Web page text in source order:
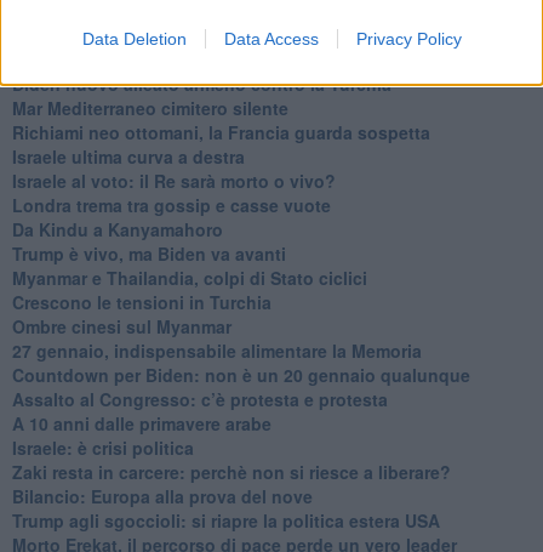
Data Deletion Data Access Privacy Policy
Niente di nuovo in Medioriente
Biden nuovo alleato armeno contro la Turchia
Mar Mediterraneo cimitero silente
Richiami neo ottomani, la Francia guarda sospetta
Israele ultima curva a destra
Israele al voto: il Re sarà morto o vivo?
Londra trema tra gossip e casse vuote
Da Kindu a Kanyamahoro
Trump è vivo, ma Biden va avanti
Myanmar e Thailandia, colpi di Stato ciclici
Crescono le tensioni in Turchia
Ombre cinesi sul Myanmar
27 gennaio, indispensabile alimentare la Memoria
Countdown per Biden: non è un 20 gennaio qualunque
Assalto al Congresso: c’è protesta e protesta
A 10 anni dalle primavere arabe
Israele: è crisi politica
Zaki resta in carcere: perchè non si riesce a liberare?
Bilancio: Europa alla prova del nove
Trump agli sgoccioli: si riapre la politica estera USA
Morto Erekat, il percorso di pace perde un vero leader